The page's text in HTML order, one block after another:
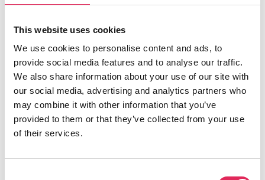
This website uses cookies
We use cookies to personalise content and ads, to
provide social media features and to analyse our traffic.
We also share information about your use of our site with
our social media, advertising and analytics partners who
may combine it with other information that you’ve
provided to them or that they’ve collected from your use
of their services.